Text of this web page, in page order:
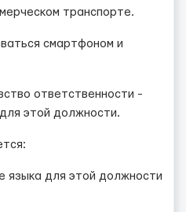
транспорте.
смартфоном и
ответственности -
этой должности.
языка для этой должности